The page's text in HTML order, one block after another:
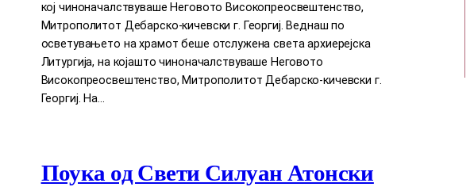
кој чиноначалствуваше Неговото Високопреосвештенство,
Митрополитот Дебарско-кичевски г. Георгиј. Веднаш по
осветувањето на храмот беше отслужена света архиерејска
Литургија, на којашто чиноначалствуваше Неговото
Високопреосвештенство, Митрополитот Дебарско-кичевски г.
Георгиј. На…
Поука од Свети Силуан Атонски